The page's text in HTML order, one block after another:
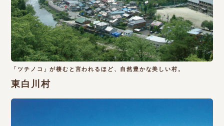
「ツチノコ」が棲むと言われるほど、自然豊かな美しい村。
東白川村